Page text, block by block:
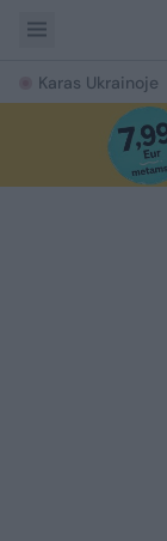
Karas Ukrainoje